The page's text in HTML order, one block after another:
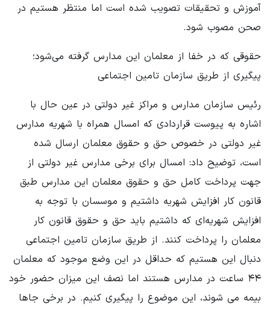
آموزش و تحقیقات تصویب شده است اما منتظر هستیم در
صحن مصوب شود.
حقوقی که در خفا از معلمان این مدارس گرفته می‌شود؛
پیگیری از طریق سازمان تامین اجتماعی
رئیس سازمان مدارس و مراکز غیر دولتی در عین حال با
اشاره به پیوست قراردادی که امسال همراه با شهریه مدارس
غیر دولتی در خصوص حق و حقوق معلمان ارسال شده
است، توضیح داد: امسال برای برخی مدارس غیر دولتی از
جهت پرداخت کامل حق و حقوق معلمان این مدارس طبق
قانون کار افزایش شهریه داشتیم و موسسان با توجه به
افزایش شهریه‌ای که داشتیم باید حق و حقوق قانون کار
معلمان را پرداخت کنند. از طریق سازمان تامین اجتماعی
دنبال این هستیم که حداقل در این وضع موجود که معلمان
۴۴ ساعت در مدارس هستند اما نصف این میزان حضور خود
بیمه می شوند، این موضوع را پیگیری کنیم. در برخی جاها